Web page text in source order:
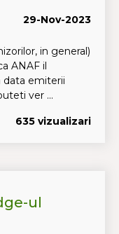
29-Nov-2023
in general)
ANAF il
data emiterii
ver ...
635 vizualizari
ul